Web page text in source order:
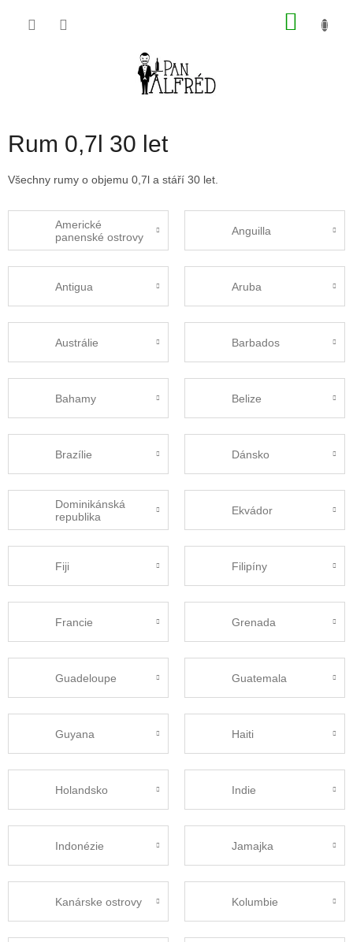
Rum 0,7l 30 let
Všechny rumy o objemu 0,7l a stáří 30 let.
Americké
panenské ostrovy
Anguilla
Antigua Aruba
Austrálie Barbados
Bahamy Belize
Brazílie Dánsko
Dominikánská
republika
Ekvádor
Fiji Filipíny
Francie Grenada
Guadeloupe Guatemala
Guyana Haiti
Holandsko Indie
Indonézie Jamajka
Kanárske ostrovy Kolumbie